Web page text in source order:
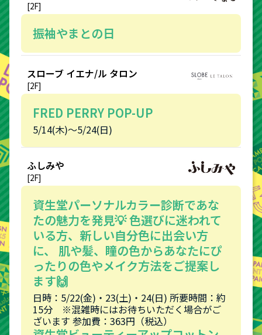
[2F]
振袖やまとの日
スローブ イエナ/ル タロン
[2F]
FRED PERRY POP-UP
5/14(木)〜5/24(日)
ふしみや
[2F]
資生堂パーソナルカラー診断であな
たの魅力を発見💡 色選びに迷われて
いる方、新しい自分色に出会い方
に、 肌や髪、瞳の色からあなたにぴ
ったりの色やメイク方法をご提案し
ます🙌
日時：5/22(金)・23(土)・24(日) 所要時間：約
15分 ※混雑時にはお待ちいただく場合がご
ざいます 参加費：363円（税込）